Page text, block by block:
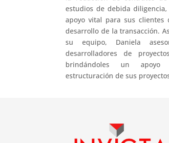
estudios de debida
apoyo vital para sus clientes
desarrollo de la transacción.
su equipo, Daniela
desarrolladores de
brindándoles un
estructuración de sus